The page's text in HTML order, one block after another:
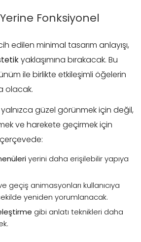
Fonksiyonel
edilen minimal tasarım anlayışı,
yaklaşımına bırakacak. Bu
ile birlikte etkileşimli öğelerin
olacak.
yalnızca güzel görünmek için değil,
ve harekete geçirmek için
çerçevede:
yerini daha erişilebilir yapıya
geçiş animasyonları kullanıcıya
yeniden yorumlanacak.
gibi anlatı teknikleri daha